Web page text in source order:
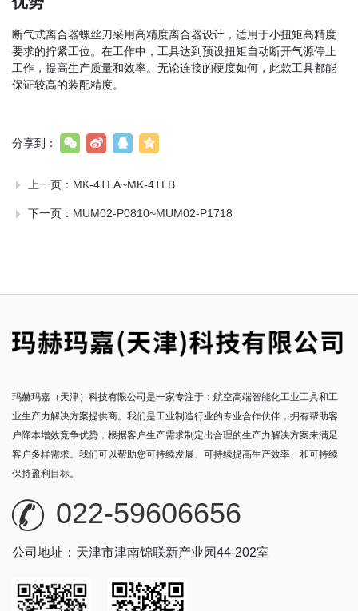
断气式离合器螺丝刀采用高精度离合器设计，适用于小扭矩高精度
要求的拧紧工位。在工作中，工具达到预设扭矩自动断开气源停止
工作，提高生产质量和效率。无论连接的硬度如何，此款工具都能
保证较高的装配精度。
上一页： MK-4TLA~MK-4TLB
下一页： MUM02-P0810~MUM02-P1718
分享到：
玛赫玛嘉（天津）科技有限公司是一家专注于：航空高端智能化工业工具和工
业生产力解决方案提供商。我们是工业制造行业的专业合作伙伴，拥有帮助客
户降本增效竞争优势，根据客户生产需求制定出合理的生产力解决方案来满足
客户多样需求。我们可以帮助您可持续发展、可持续提高生产效率、和可持续
保持盈利目标。
022-59606656
公司地址：天津市津南锦联新产业园44-202室